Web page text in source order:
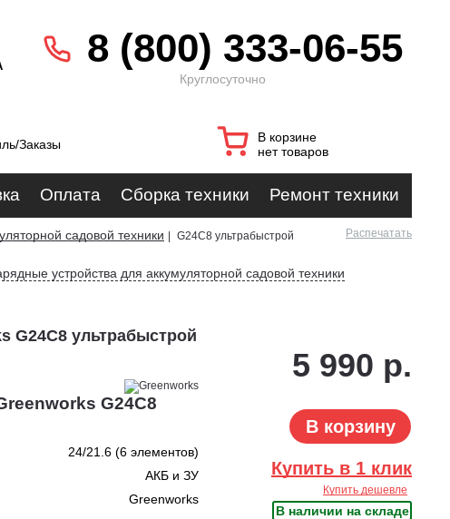
8 (800) 333-06-55
Круглосуточно
Заказы
В корзине
нет товаров
Оплата Сборка техники Ремонт техники
садовой техники
G24C8 ультрабыстрой
Распечатать
устройства для аккумуляторной садовой техники
G24C8 ультрабыстрой
G24C8
24/21.6 (6 элементов)
АКБ и ЗУ
Greenworks
5 990 р.
В корзину
Купить в 1 клик
Купить дешевле
В наличии на складе